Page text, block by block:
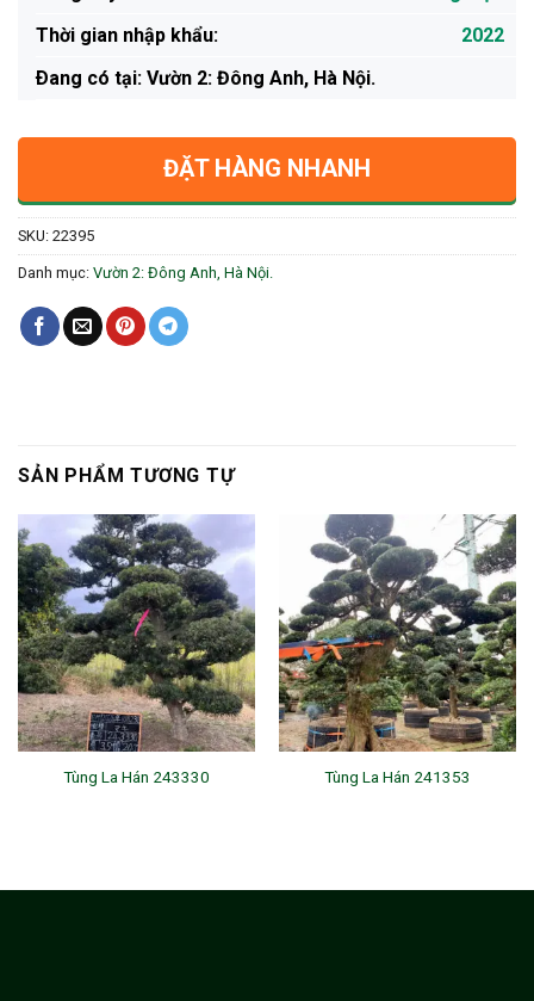
Thời gian nhập khẩu:
2022
Ðang có tại: Vườn 2: Đông Anh, Hà Nội.
ĐẶT HÀNG NHANH
SKU: 22395
Danh mục: Vườn 2: Đông Anh, Hà Nội.
SẢN PHẨM TƯƠNG TỰ
Tùng La Hán 243330 Tùng La Hán 241353